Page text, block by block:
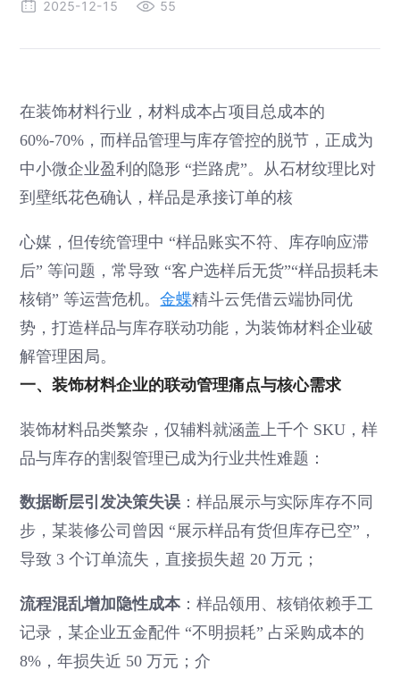
2025-12-15 55
在装饰材料行业，材料成本占项目总成本的
60%-70%，而样品管理与库存管控的脱节，正成为
中小微企业盈利的隐形 “拦路虎”。从石材纹理比对
到壁纸花色确认，样品是承接订单的核
心媒，但传统管理中 “样品账实不符、库存响应滞
后” 等问题，常导致 “客户选样后无货”“样品损耗未
核销” 等运营危机。金蝶精斗云凭借云端协同优
势，打造样品与库存联动功能，为装饰材料企业破
解管理困局。
一、装饰材料企业的联动管理痛点与核心需求
装饰材料品类繁杂，仅辅料就涵盖上千个 SKU，样
品与库存的割裂管理已成为行业共性难题：
数据断层引发决策失误 ：样品展示与实际库存不同
步，某装修公司曾因 “展示样品有货但库存已空”，
导致 3 个订单流失，直接损失超 20 万元；
流程混乱增加隐性成本：样品领用、核销依赖手工
记录，某企业五金配件 “不明损耗” 占采购成本的
8%，年损失近 50 万元；介